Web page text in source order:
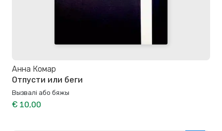
Анна Комар
Отпусти или беги
Вызвалi або бяжы
€ 10,00